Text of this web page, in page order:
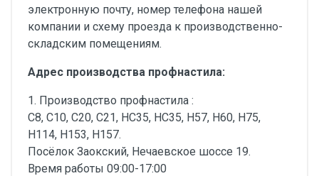
электронную почту, номер телефона нашей
компании и схему проезда к производственно-
складским помещениям.
Адрес производства профнастила:
1. Производство профнастила :
С8, С10, С20, С21, НС35, НС35, Н57, Н60, Н75,
Н114, Н153, Н157.
Посёлок Заокский, Нечаевское шоссе 19.
Время работы 09:00-17:00